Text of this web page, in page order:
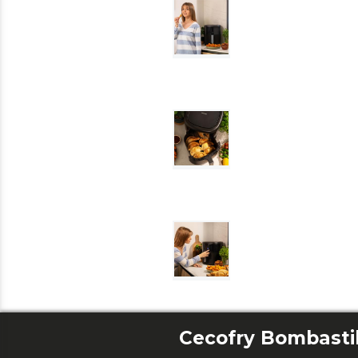
Cecofry